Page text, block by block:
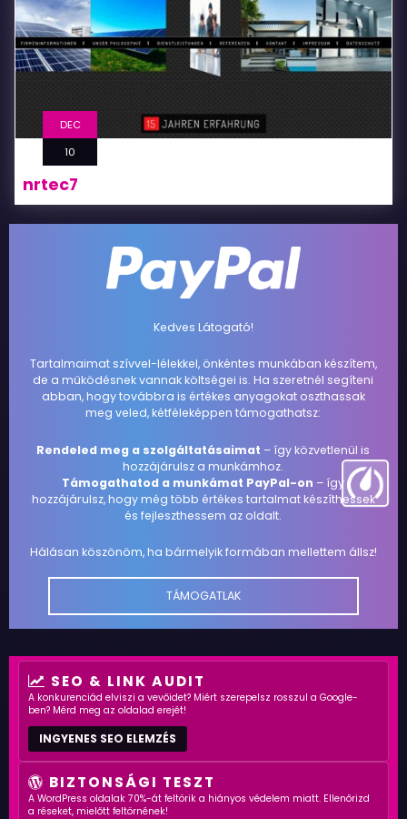
DEC
10
nrtec7
Kedves Látogató!
Tartalmaimat szívvel-lélekkel, önkéntes munkában készítem,
de a működésnek vannak költségei is. Ha szeretnél segíteni
abban, hogy továbbra is értékes anyagokat oszthassak
meg veled, kétféleképpen támogathatsz:
Rendeled meg a szolgáltatásaimat – így közvetlenül is
hozzájárulsz a munkámhoz.
Támogathatod a munkámat PayPal-on – így
hozzájárulsz, hogy még több értékes tartalmat készíthessek
és fejleszthessem az oldalt.
Hálásan köszönöm, ha bármelyik formában mellettem állsz!
TÁMOGATLAK
SEO & LINK AUDIT
A konkurenciád elviszi a vevőidet? Miért szerepelsz rosszul a Google-
ben? Mérd meg az oldalad erejét!
INGYENES SEO ELEMZÉS
BIZTONSÁGI TESZT
A WordPress oldalak 70%-át feltörik a hiányos védelem miatt. Ellenőrizd
a réseket, mielőtt feltörnének!